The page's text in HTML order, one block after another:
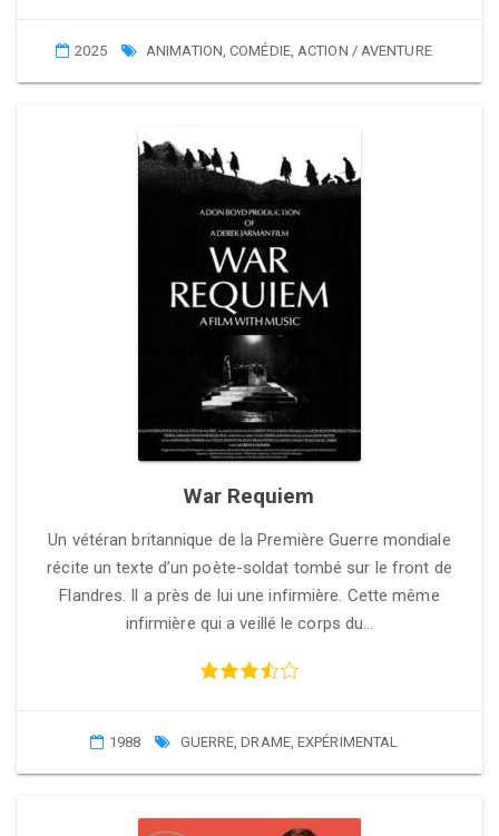
2025 ANIMATION,COMÉDIE,ACTION / AVENTURE
War Requiem
Un vétéran britannique de la Première Guerre mondiale
récite un texte d’un poète-soldat tombé sur le front de
Flandres. Il a près de lui une infirmière. Cette même
infirmière qui a veillé le corps du…
1988 GUERRE,DRAME,EXPÉRIMENTAL